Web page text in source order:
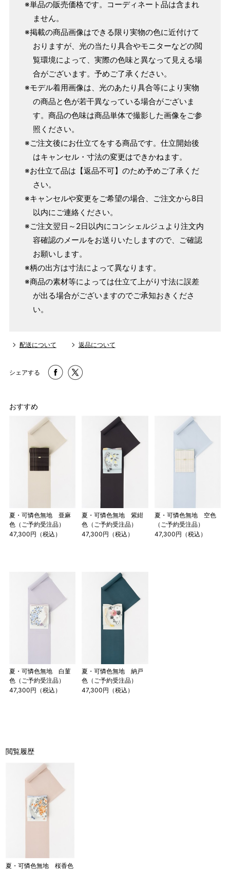
～155cm
～90cm
4尺5分
4尺1寸
M
～160cm
～95cm
4尺2寸
MW
L ～98cm
165cm
4尺3寸5分
で作られた道具で測っていたので鯨尺と言います。
単位：１尺＝約38cm １寸＝約3.8cm １分＝約0.38cm
2 鯨尺寸法となりますので上表の cm はおおよその長さとな
ります。
3 反物の巾により表記の裄のサイズが出ない場合がございま
す。その際は、目一杯での寸法とさせていただきます。
※単品の販売価格です。コーディネート品は含まれ
ません。
※掲載の商品画像はできる限り実物の色に近付けて
おりますが、光の当たり具合やモニターなどの閲
覧環境によって、実際の色味と異なって見える場
合がございます。予めご了承ください。
※モデル着用画像は、光のあたり具合等により実物
の商品と色が若干異なっている場合がございま
す。商品の色味は商品単体で撮影した画像をご参
照ください。
※ご注文後にお仕立てをする商品です。仕立開始後
はキャンセル・寸法の変更はできかねます。
※お仕立て品は【返品不可】のため予めご了承くだ
さい。
※キャンセルや変更をご希望の場合、ご注文から8日
以内にご連絡ください。
※ご注文翌日～2日以内にコンシェルジュより注文内
容確認のメールをお送りいたしますので、ご確認
お願いします。
※柄の出方は寸法によって異なります。
※商品の素材等によっては仕立て上がり寸法に誤差
が出る場合がございますのでご承知おきくださ
い。
配送について 返品について
シェアする
おすすめ
夏・可憐色無地 亜麻
色（ご予約受注品）
47,300円（税込）
夏・可憐色無地 紫紺
色（ご予約受注品）
47,300円（税込）
夏・可憐色無地 空色
（ご予約受注品）
47,300円（税込）
夏・可憐色無地 白菫
色（ご予約受注品）
47,300円（税込）
夏・可憐色無地 納戸
色（ご予約受注品）
47,300円（税込）
閲覧履歴
夏・可憐色無地 桜香色